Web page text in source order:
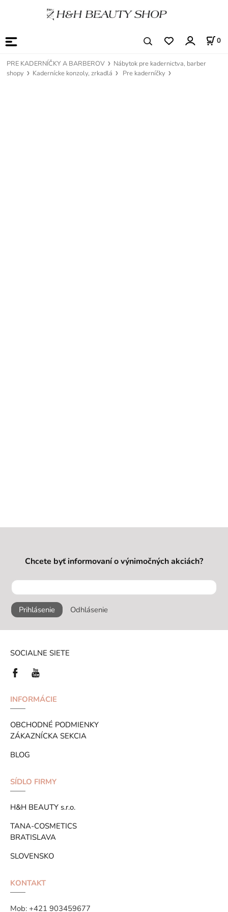
0
PRE KADERNÍČKY A BARBEROV
Nábytok pre kadernictva, barber
shopy
Kadernícke konzoly, zrkadlá Pre kaderníčky
Chcete byť informovaní o výnimočných akciách?
Prihlásenie Odhlásenie
SOCIALNE SIETE
INFORMÁCIE
OBCHODNÉ PODMIENKY
ZÁKAZNÍCKA SEKCIA
BLOG
SÍDLO FIRMY
H&H BEAUTY s.r.o.
TANA-COSMETICS
BRATISLAVA
SLOVENSKO
KONTAKT
Mob: +421 903459677